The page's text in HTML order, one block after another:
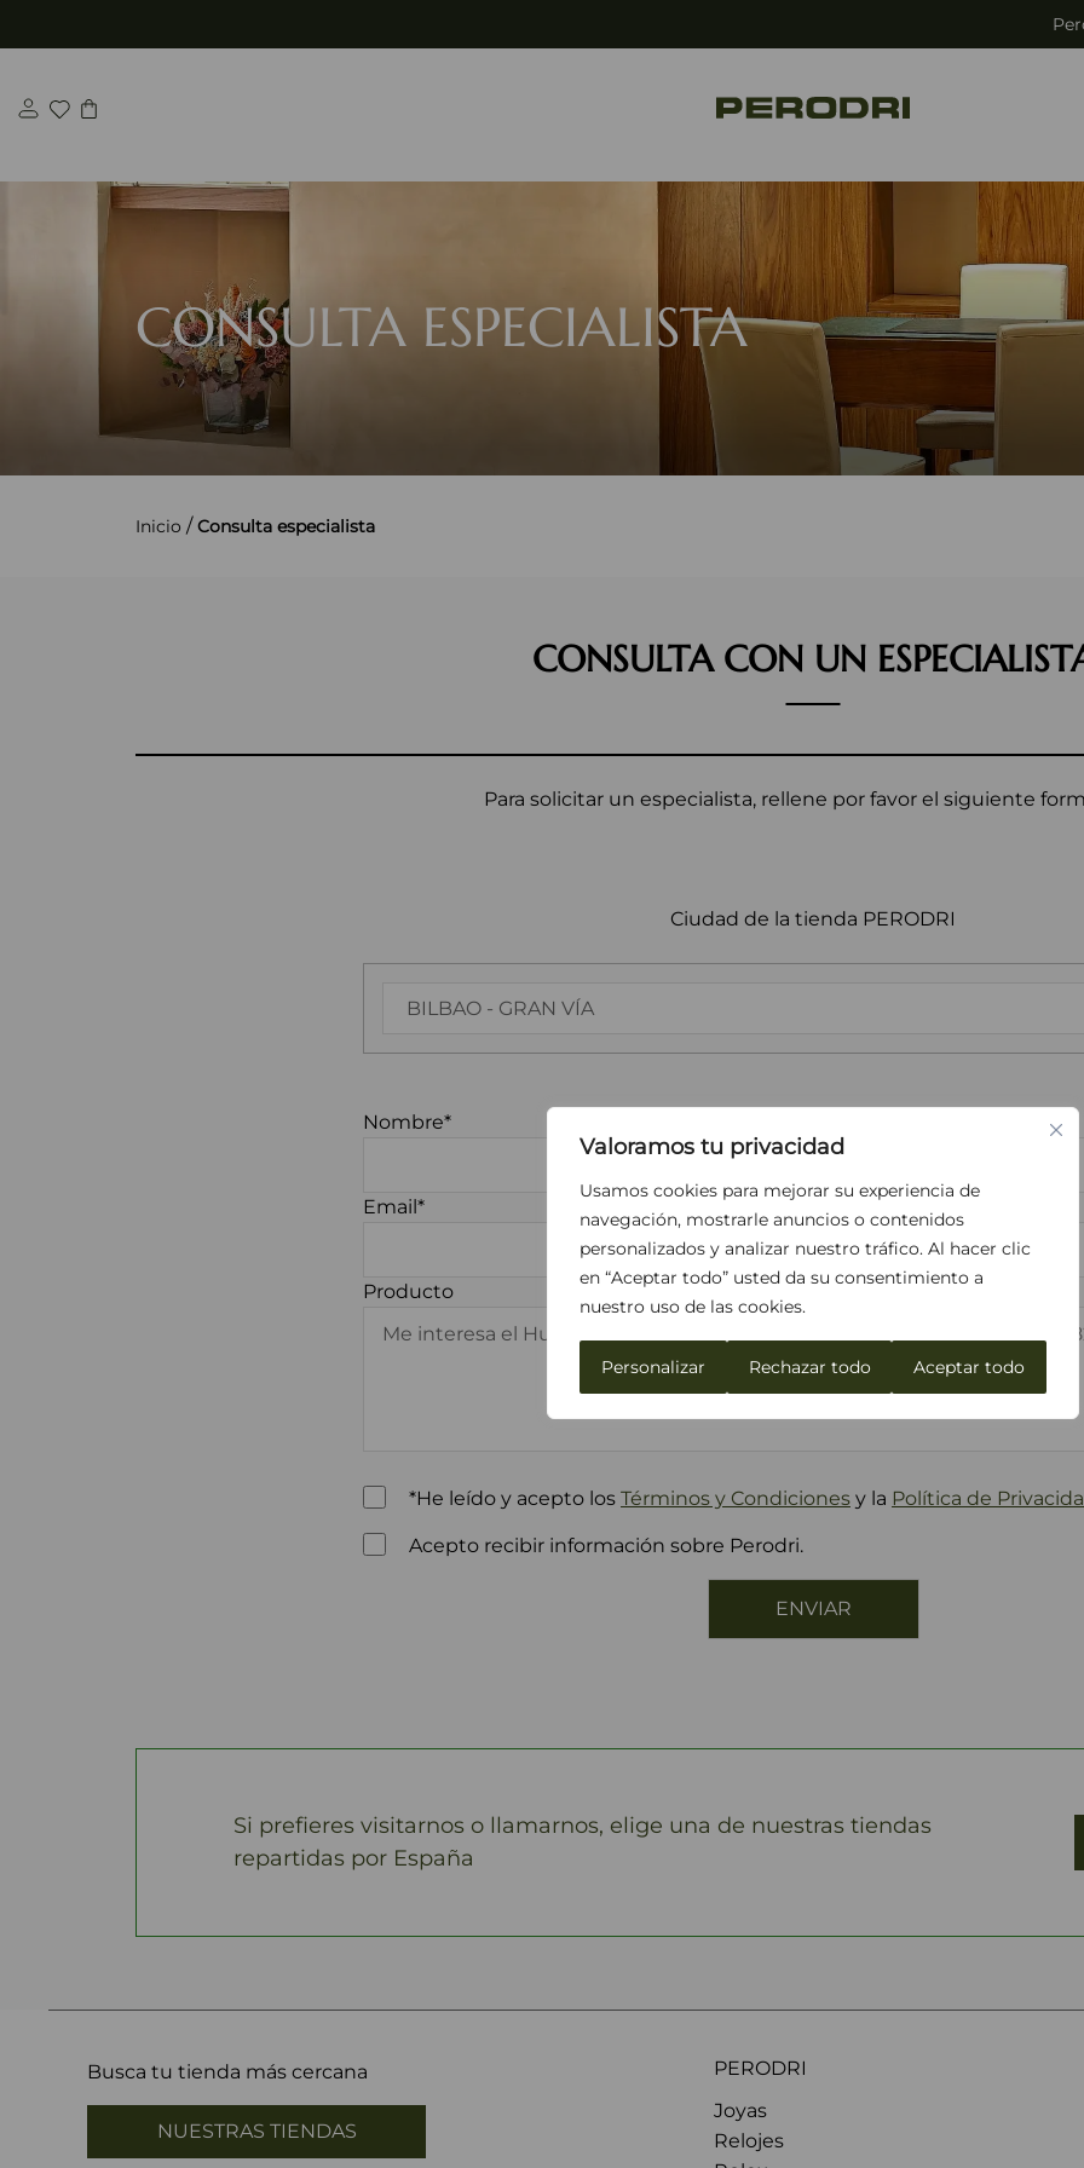
Valoramos tu privacidad
Usamos cookies para mejorar su experiencia de
navegación, mostrarle anuncios o contenidos
personalizados y analizar nuestro tráfico. Al hacer clic
en “Aceptar todo” usted da su consentimiento a
nuestro uso de las cookies.
Personalizar Rechazar todo Aceptar todo
CONSULTA ESPECIALISTA
Inicio /Consulta especialista
CONSULTA CON UN
Para solicitar un especialista, rellene por favor el siguiente
Ciudad de la tienda PERODRI
Nombre*
Email* Teléfono
Producto
*He leído y acepto los Términos y Condiciones y la Política de
Acepto recibir información sobre Perodri.
Si prefieres visitarnos o llamarnos, elige una de nuestras tiendas
repartidas por España
Busca tu tienda más cercana
NUESTRAS TIENDAS
PERODRI
Joyas
Relojes